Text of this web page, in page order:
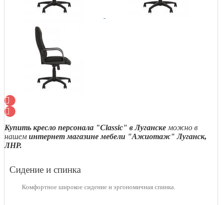
Купить кресло персонала "Classic" в Луганске можно в
нашем интернет магазине мебели "Ажиотаж" Луганск,
ЛНР.
Сидение и спинка
Комфортное широкое сидение и эргономичная спинка.